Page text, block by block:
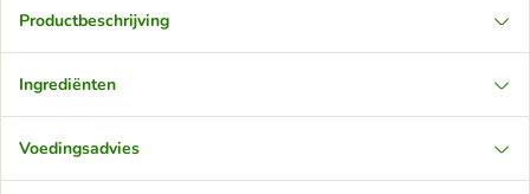
Productbeschrijving
Ingrediënten
Voedingsadvies